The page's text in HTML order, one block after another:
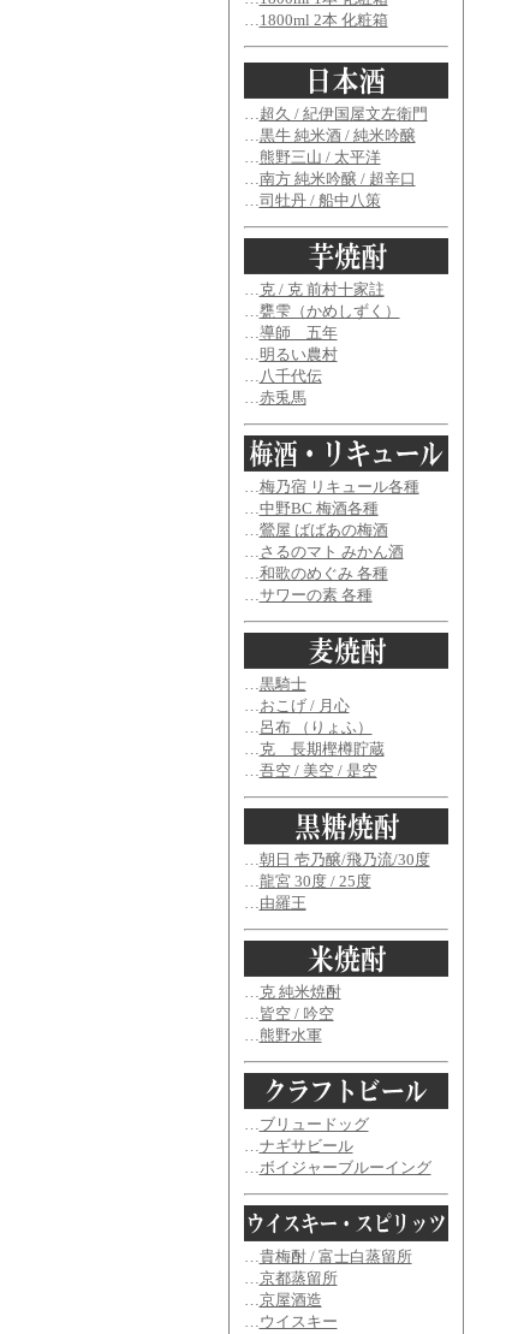
…1800ml 2本 化粧箱
…超久 / 紀伊国屋文左衛門
…黒牛 純米酒 / 純米吟醸
…熊野三山 / 太平洋
…南方 純米吟醸 / 超辛口
…司牡丹 / 船中八策
…克 / 克 前村十家註
…甕雫（かめしずく）
…導師 五年
…明るい農村
…八千代伝
…赤兎馬
…梅乃宿 リキュール各種
…中野BC 梅酒各種
…鶯屋 ばばあの梅酒
…さるのマト みかん酒
…和歌のめぐみ 各種
…サワーの素 各種
…黒騎士
…おこげ / 月心
…呂布 （りょふ）
…克 長期樫樽貯蔵
…吾空 / 美空 / 是空
…朝日 壱乃醸/飛乃流/30度
…龍宮 30度 / 25度
…由羅王
…克 純米焼酎
…皆空 / 吟空
…熊野水軍
…ブリュードッグ
…ナギサビール
…ボイジャーブルーイング
…貴梅酎 / 富士白蒸留所
…京都蒸留所
…京屋酒造
…ウイスキー